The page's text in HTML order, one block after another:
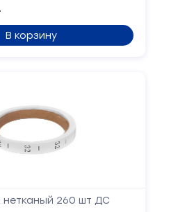
В корзину
нетканый 260 шт ДС